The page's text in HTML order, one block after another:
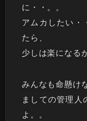
に・・。。
アムカしたい・
たら、
少しは楽になる
みんなも命懸け
ましての管理人
よ。。